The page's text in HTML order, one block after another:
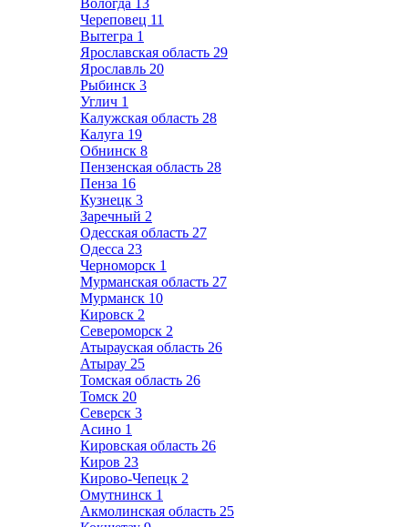
Вологда 13
Череповец 11
Вытегра 1
Ярославская область 29
Ярославль 20
Рыбинск 3
Углич 1
Калужская область 28
Калуга 19
Обнинск 8
Пензенская область 28
Пенза 16
Кузнецк 3
Заречный 2
Одесская область 27
Одесса 23
Черноморск 1
Мурманская область 27
Мурманск 10
Кировск 2
Североморск 2
Атырауская область 26
Атырау 25
Томская область 26
Томск 20
Северск 3
Асино 1
Кировская область 26
Киров 23
Кирово-Чепецк 2
Омутнинск 1
Акмолинская область 25